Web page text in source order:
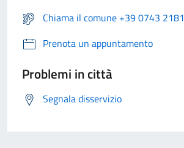
Chiama il comune +39 0743 2181
Prenota un appuntamento
Problemi in città
Segnala disservizio